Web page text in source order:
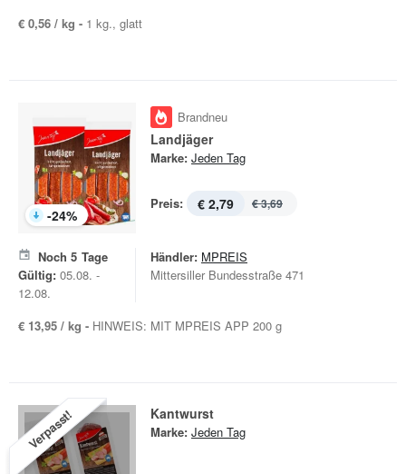
€ 0,56 / kg - 1 kg., glatt
-24%
Brandneu
Landjäger
Marke: Jeden Tag
Preis: € 2,79 € 3,69
Noch 5 Tage
Gültig: 05.08. -
12.08.
Händler: MPREIS
Mittersiller Bundesstraße 471
€ 13,95 / kg - HINWEIS: MIT MPREIS APP 200 g
Verpasst! Kantwurst
Marke: Jeden Tag